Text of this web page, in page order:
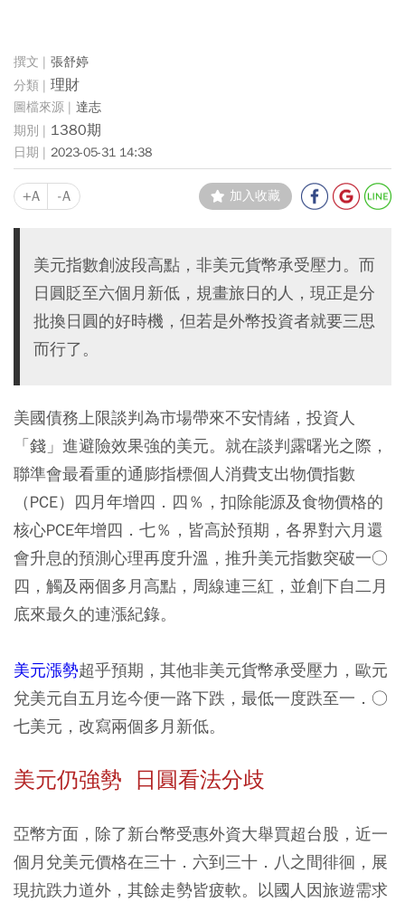
張舒婷
理財
達志
1380期
2023-05-31 14:38
+A -A 加入收藏
美元指數創波段高點，非美元貨幣承受壓力。而
日圓貶至六個月新低，規畫旅日的人，現正是分
批換日圓的好時機，但若是外幣投資者就要三思
而行了。
美國債務上限談判為市場帶來不安情緒，投資人
「錢」進避險效果強的美元。就在談判露曙光之際，
聯準會最看重的通膨指標個人消費支出物價指數
（PCE）四月年增四．四％，扣除能源及食物價格的
核心PCE年增四．七％，皆高於預期，各界對六月還
會升息的預測心理再度升溫，推升美元指數突破一○
四，觸及兩個多月高點，周線連三紅，並創下自二月
底來最久的連漲紀錄。
美元漲勢超乎預期，其他非美元貨幣承受壓力，歐元
兌美元自五月迄今便一路下跌，最低一度跌至一．○
七美元，改寫兩個多月新低。
美元仍強勢 日圓看法分歧
亞幣方面，除了新台幣受惠外資大舉買超台股，近一
個月兌美元價格在三十．六到三十．八之間徘徊，展
現抗跌力道外，其餘走勢皆疲軟。以國人因旅遊需求